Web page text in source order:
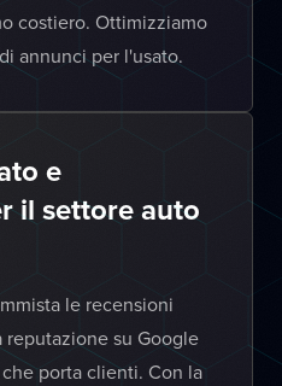
costiero. Ottimizziamo
annunci per l'usato.
e
il settore auto
le recensioni
su Google
porta clienti. Con la